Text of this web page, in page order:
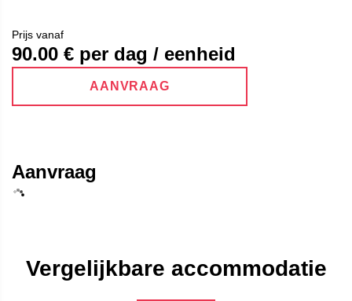
Prijs vanaf
90.00 € per dag / eenheid
AANVRAAG
Aanvraag
Vergelijkbare accommodatie